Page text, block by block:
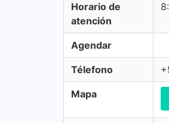
Horario de
atención
Agendar
Télefono
Mapa